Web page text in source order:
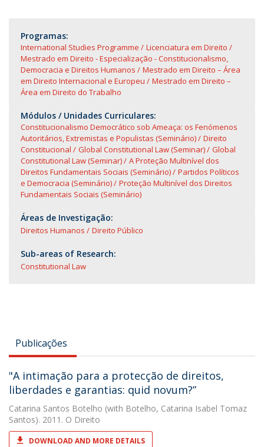
Programas:
International Studies Programme
Licenciatura em Direito
Mestrado em Direito - Especialização - Constitucionalismo,
Democracia e Direitos Humanos
Mestrado em Direito – Área
em Direito Internacional e Europeu
Mestrado em Direito –
Área em Direito do Trabalho
Módulos / Unidades Curriculares:
Constitucionalismo Democrático sob Ameaça: os Fenómenos
Autoritários, Extremistas e Populistas (Seminário)
Direito
Constitucional
Global Constitutional Law (Seminar)
Global
Constitutional Law (Seminar)
A Proteção Multinível dos
Direitos Fundamentais Sociais (Seminário)
Partidos Políticos
e Democracia (Seminário)
Proteção Multinível dos Direitos
Fundamentais Sociais (Seminário)
Áreas de Investigação:
Direitos Humanos Direito Público
Sub-areas of Research:
Constitutional Law
Publicações
"A intimação para a protecção de direitos,
liberdades e garantias: quid novum?”
Catarina Santos Botelho (with Botelho, Catarina Isabel Tomaz
Santos). 2011. O Direito
DOWNLOAD AND MORE DETAILS